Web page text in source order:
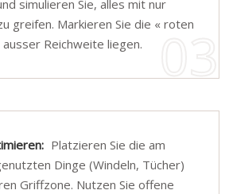
simulieren Sie, alles mit nur
greifen. Markieren Sie die « roten
ausser Reichweite liegen.
Platzieren Sie die am
Dinge (Windeln, Tücher)
Griffzone. Nutzen Sie offene